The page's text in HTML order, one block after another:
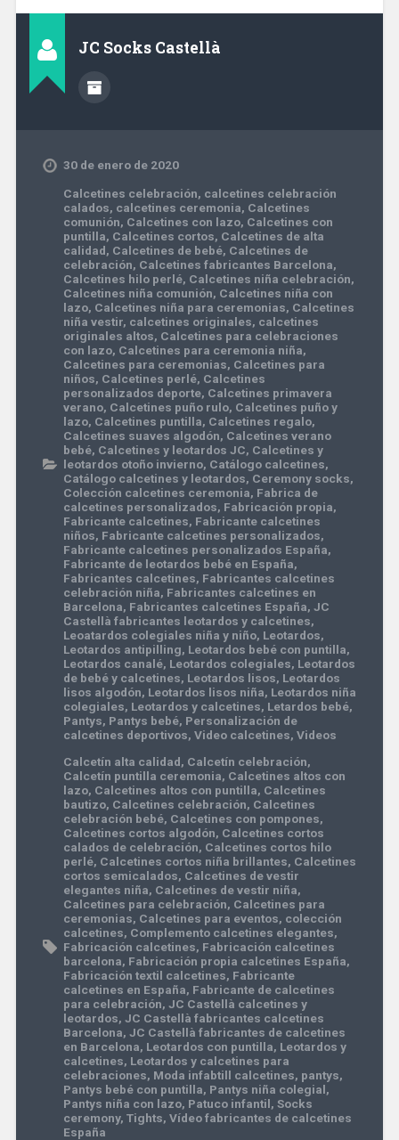
JC Socks Castellà
30 de enero de 2020
Calcetines celebración, calcetines celebración
calados, calcetines ceremonia, Calcetines
comunión, Calcetines con lazo, Calcetines con
puntilla, Calcetines cortos, Calcetines de alta
calidad, Calcetines de bebé, Calcetines de
celebración, Calcetines fabricantes Barcelona,
Calcetines hilo perlé, Calcetines niña celebración,
Calcetines niña comunión, Calcetines niña con
lazo, Calcetines niña para ceremonias, Calcetines
niña vestir, calcetines originales, calcetines
originales altos, Calcetines para celebraciones
con lazo, Calcetines para ceremonia niña,
Calcetines para ceremonias, Calcetines para
niños, Calcetines perlé, Calcetines
personalizados deporte, Calcetines primavera
verano, Calcetines puño rulo, Calcetines puño y
lazo, Calcetines puntilla, Calcetines regalo,
Calcetines suaves algodón, Calcetines verano
bebé, Calcetines y leotardos JC, Calcetines y
leotardos otoño invierno, Catálogo calcetines,
Catálogo calcetines y leotardos, Ceremony socks,
Colección calcetines ceremonia, Fabrica de
calcetines personalizados, Fabricación propia,
Fabricante calcetines, Fabricante calcetines
niños, Fabricante calcetines personalizados,
Fabricante calcetines personalizados España,
Fabricante de leotardos bebé en España,
Fabricantes calcetines, Fabricantes calcetines
celebración niña, Fabricantes calcetines en
Barcelona, Fabricantes calcetines España, JC
Castellà fabricantes leotardos y calcetines,
Leoatardos colegiales niña y niño, Leotardos,
Leotardos antipilling, Leotardos bebé con puntilla,
Leotardos canalé, Leotardos colegiales, Leotardos
de bebé y calcetines, Leotardos lisos, Leotardos
lisos algodón, Leotardos lisos niña, Leotardos niña
colegiales, Leotardos y calcetines, Letardos bebé,
Pantys, Pantys bebé, Personalización de
calcetines deportivos, Video calcetines, Videos
Calcetín alta calidad, Calcetín celebración,
Calcetín puntilla ceremonia, Calcetines altos con
lazo, Calcetines altos con puntilla, Calcetines
bautizo, Calcetines celebración, Calcetines
celebración bebé, Calcetines con pompones,
Calcetines cortos algodón, Calcetines cortos
calados de celebración, Calcetines cortos hilo
perlé, Calcetines cortos niña brillantes, Calcetines
cortos semicalados, Calcetines de vestir
elegantes niña, Calcetines de vestir niña,
Calcetines para celebración, Calcetines para
ceremonias, Calcetines para eventos, colección
calcetines, Complemento calcetines elegantes,
Fabricación calcetines, Fabricación calcetines
barcelona, Fabricación propia calcetines España,
Fabricación textil calcetines, Fabricante
calcetines en España, Fabricante de calcetines
para celebración, JC Castellà calcetines y
leotardos, JC Castellà fabricantes calcetines
Barcelona, JC Castellà fabricantes de calcetines
en Barcelona, Leotardos con puntilla, Leotardos y
calcetines, Leotardos y calcetines para
celebraciones, Moda infabtill calcetines, pantys,
Pantys bebé con puntilla, Pantys niña colegial,
Pantys niña con lazo, Patuco infantil, Socks
ceremony, Tights, Vídeo fabricantes de calcetines
España